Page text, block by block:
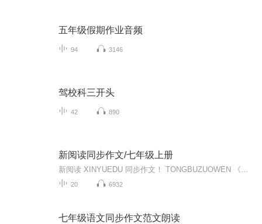
五年级假期作业音频
94 3146
驾校科三开头
42 890
新阅读同步作文/七年级上册
20 6932
七年级语文同步作文范文朗读